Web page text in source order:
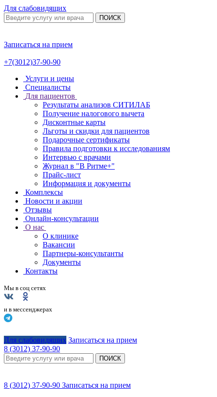
Для слабовидящих
ПОИСК
Записаться на прием
+7(3012)37-90-90
Услуги и цены
Специалисты
Для пациентов
Результаты анализов СИТИЛАБ
Получение налогового вычета
Дисконтные карты
Льготы и скидки для пациентов
Подарочные сертификаты
Правила подготовки к исследованиям
Интервью с врачами
Журнал в "В Ритме+"
Прайс-лист
Информация и документы
Комплексы
Новости и акции
Отзывы
Онлайн-консультации
О нас
О клинике
Вакансии
Партнеры-консультанты
Документы
Контакты
Мы в соц сетях
и в мессенджерах
Для слабовидящих Записаться на прием
8 (3012) 37-90-90
ПОИСК
8 (3012) 37-90-90 Записаться на прием